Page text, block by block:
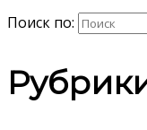
Поиск по: